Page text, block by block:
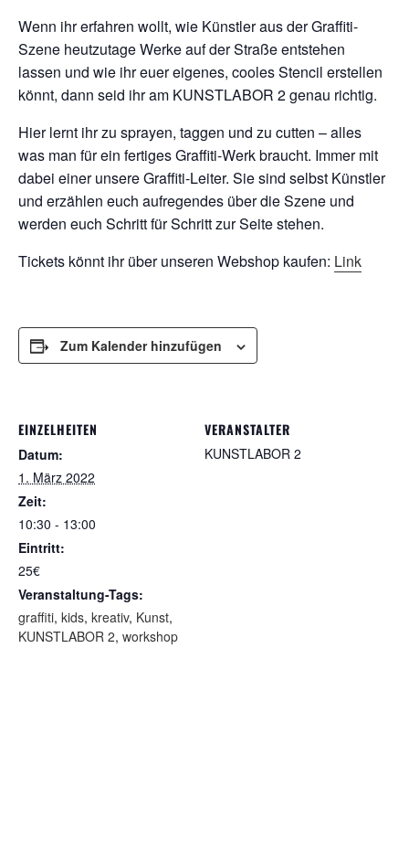
Wenn ihr erfahren wollt, wie Künstler aus der Graffiti-
Szene heutzutage Werke auf der Straße entstehen
lassen und wie ihr euer eigenes, cooles Stencil erstellen
könnt, dann seid ihr am KUNSTLABOR 2 genau richtig.
Hier lernt ihr zu sprayen, taggen und zu cutten – alles
was man für ein fertiges Graffiti-Werk braucht. Immer mit
dabei einer unsere Graffiti-Leiter. Sie sind selbst Künstler
und erzählen euch aufregendes über die Szene und
werden euch Schritt für Schritt zur Seite stehen.
Tickets könnt ihr über unseren Webshop kaufen: Link
Zum Kalender hinzufügen
EINZELHEITEN
Datum:
1. März 2022
Zeit:
10:30 - 13:00
Eintritt:
25€
Veranstaltung-Tags:
graffiti, kids, kreativ, Kunst,
KUNSTLABOR 2, workshop
VERANSTALTER
KUNSTLABOR 2